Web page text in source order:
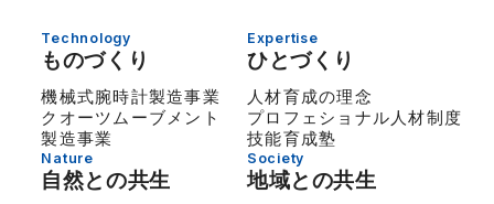
Technology
ものづくり
機械式腕時計製造事業
クオーツムーブメント
製造事業
Nature
自然との共生
Expertise
ひとづくり
人材育成の理念
プロフェショナル人材制度
技能育成塾
Society
地域との共生